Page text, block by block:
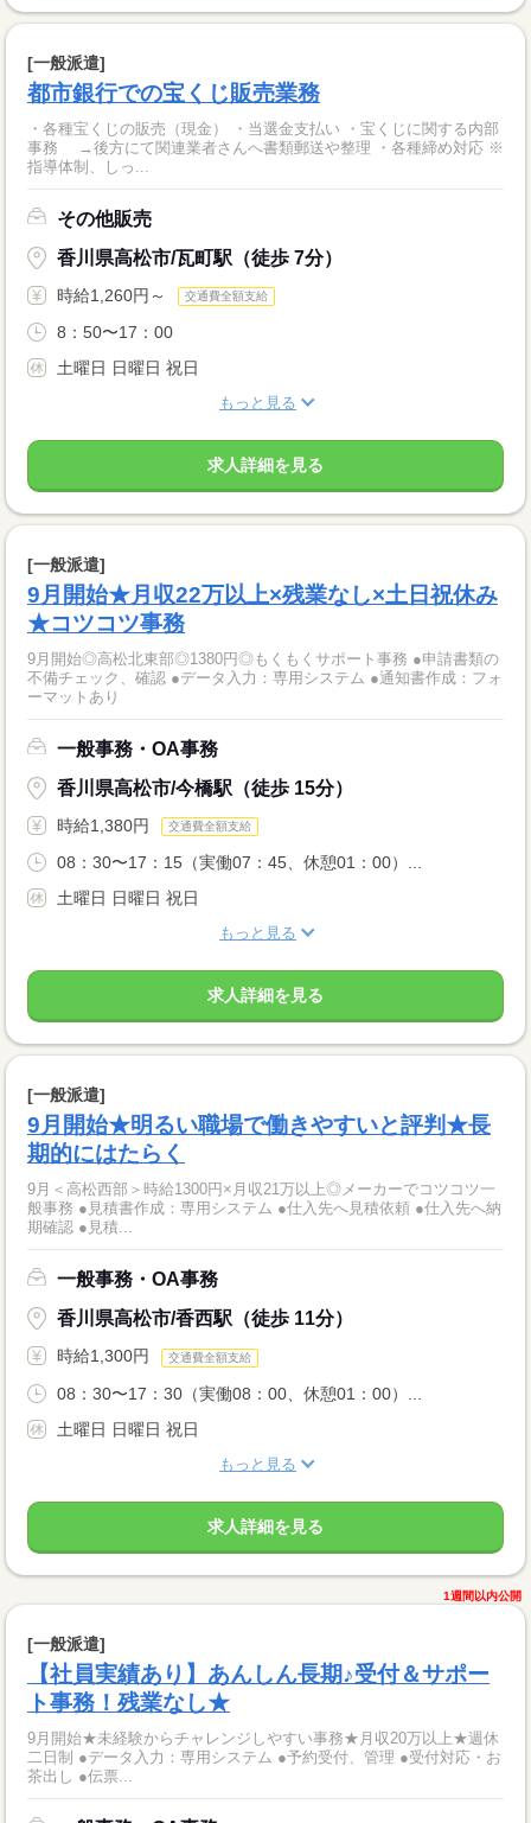
[一般派遣]
都市銀行での宝くじ販売業務
・各種宝くじの販売（現金） ・当選金支払い ・宝くじに関する内部
事務 →後方にて関連業者さんへ書類郵送や整理 ・各種締め対応 ※
指導体制、しっ...
その他販売
香川県高松市/瓦町駅（徒歩 7分）
時給1,260円～ 交通費全額支給
8：50〜17：00
土曜日 日曜日 祝日
もっと見る
求人詳細を見る
[一般派遣]
9月開始★月収22万以上×残業なし×土日祝休み
★コツコツ事務
9月開始◎高松北東部◎1380円◎もくもくサポート事務 ●申請書類の
不備チェック、確認 ●データ入力：専用システム ●通知書作成：フォ
ーマットあり
一般事務・OA事務
香川県高松市/今橋駅（徒歩 15分）
時給1,380円 交通費全額支給
08：30〜17：15（実働07：45、休憩01：00）...
土曜日 日曜日 祝日
もっと見る
求人詳細を見る
[一般派遣]
9月開始★明るい職場で働きやすいと評判★長
期的にはたらく
9月＜高松西部＞時給1300円×月収21万以上◎メーカーでコツコツ一
般事務 ●見積書作成：専用システム ●仕入先へ見積依頼 ●仕入先へ納
期確認 ●見積...
一般事務・OA事務
香川県高松市/香西駅（徒歩 11分）
時給1,300円 交通費全額支給
08：30〜17：30（実働08：00、休憩01：00）...
土曜日 日曜日 祝日
もっと見る
求人詳細を見る
1週間以内公開
[一般派遣]
【社員実績あり】あんしん長期♪受付＆サポー
ト事務！残業なし★
9月開始★未経験からチャレンジしやすい事務★月収20万以上★週休
二日制 ●データ入力：専用システム ●予約受付、管理 ●受付対応・お
茶出し ●伝票...